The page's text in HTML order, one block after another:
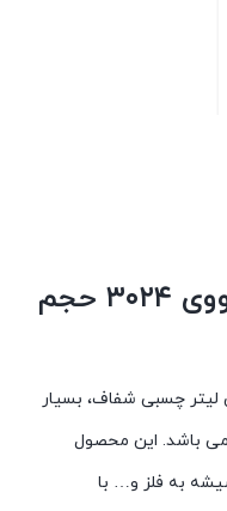
معرفی چسب لاکسیل یووی ۳۰۲۴ حجم
یووی ۳۰۲۴ حجم ۵۰ میلی لیتر چسبی شفاف، بسیار
می باشد. این محصول
به فلز و… با